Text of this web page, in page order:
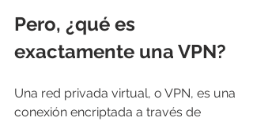
Pero, ¿qué es
exactamente una VPN?
Una red privada virtual, o VPN, es una
conexión encriptada a través de